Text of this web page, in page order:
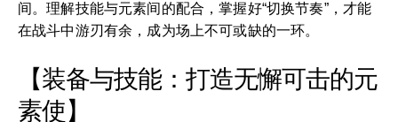
间。理解技能与元素间的配合，掌握好“切换节奏”，才能
在战斗中游刃有余，成为场上不可或缺的一环。
【装备与技能：打造无懈可击的元
素使】